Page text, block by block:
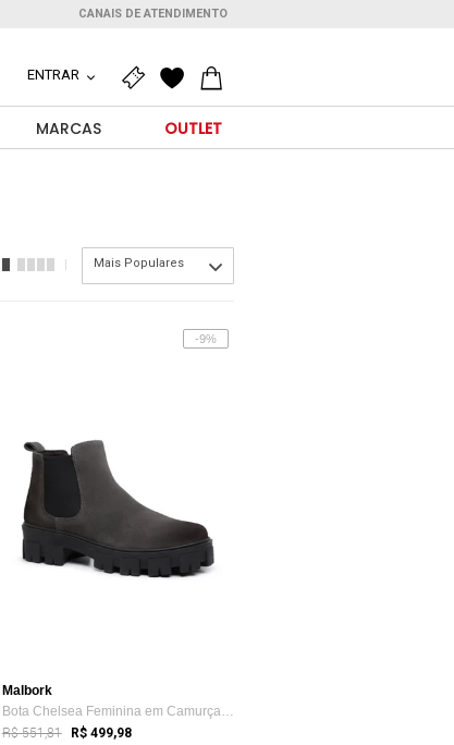
CANAIS DE ATENDIMENTO
ENTRAR
MARCAS OUTLET
Mais Populares
-9%
Malbork
Bota Chelsea Feminina em Camurça Cinza c...
R$ 551,81 R$ 499,98